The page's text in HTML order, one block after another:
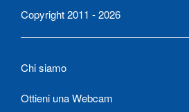
Copyright 2011 - 2026
Chi siamo
Ottieni una Webcam